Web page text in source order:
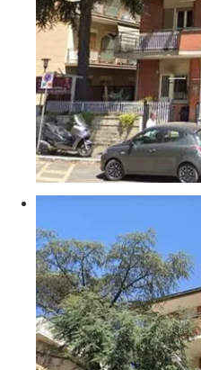
4.000 mq
Trattativa riservataVia
122